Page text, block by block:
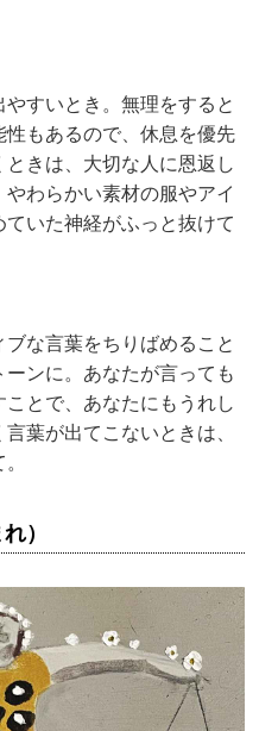
すいとき。無理をすると
もあるので、休息を優先
きは、大切な人に恩返し
わらかい素材の服やアイ
いた神経がふっと抜けて
な言葉をちりばめること
ンに。あなたが言っても
とで、あなたにもうれし
葉が出てこないときは、
）